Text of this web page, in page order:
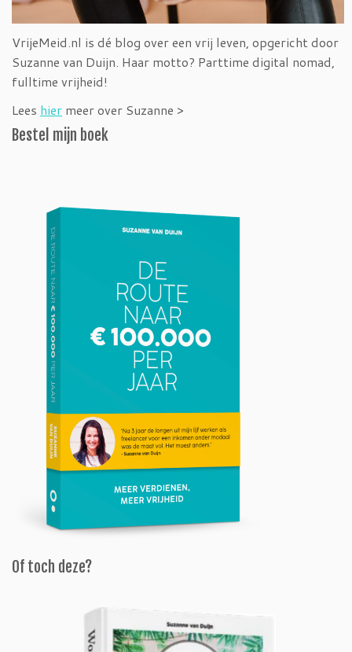
VrijeMeid.nl is dé blog over een vrij leven, opgericht door
Suzanne van Duijn. Haar motto? Parttime digital nomad,
fulltime vrijheid!
Lees hier meer over Suzanne >
Bestel mijn boek
Of toch deze?